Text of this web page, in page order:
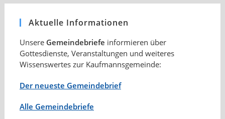
Aktuelle Informationen
Unsere Gemeindebriefe informieren über
Gottesdienste, Veranstaltungen und weiteres
Wissenswertes zur Kaufmannsgemeinde:
Der neueste Gemeindebrief
Alle Gemeindebriefe